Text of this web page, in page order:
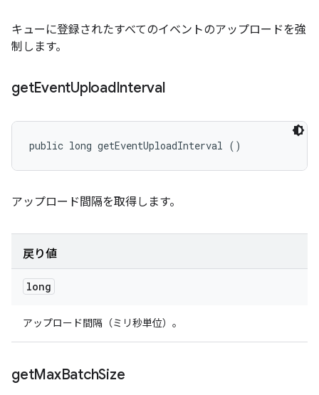
キューに登録されたすべてのイベントのアップロードを強
制します。
getEventUploadInterval
public long getEventUploadInterval ()
アップロード間隔を取得します。
戻り値
long
アップロード間隔（ミリ秒単位）。
getMaxBatchSize